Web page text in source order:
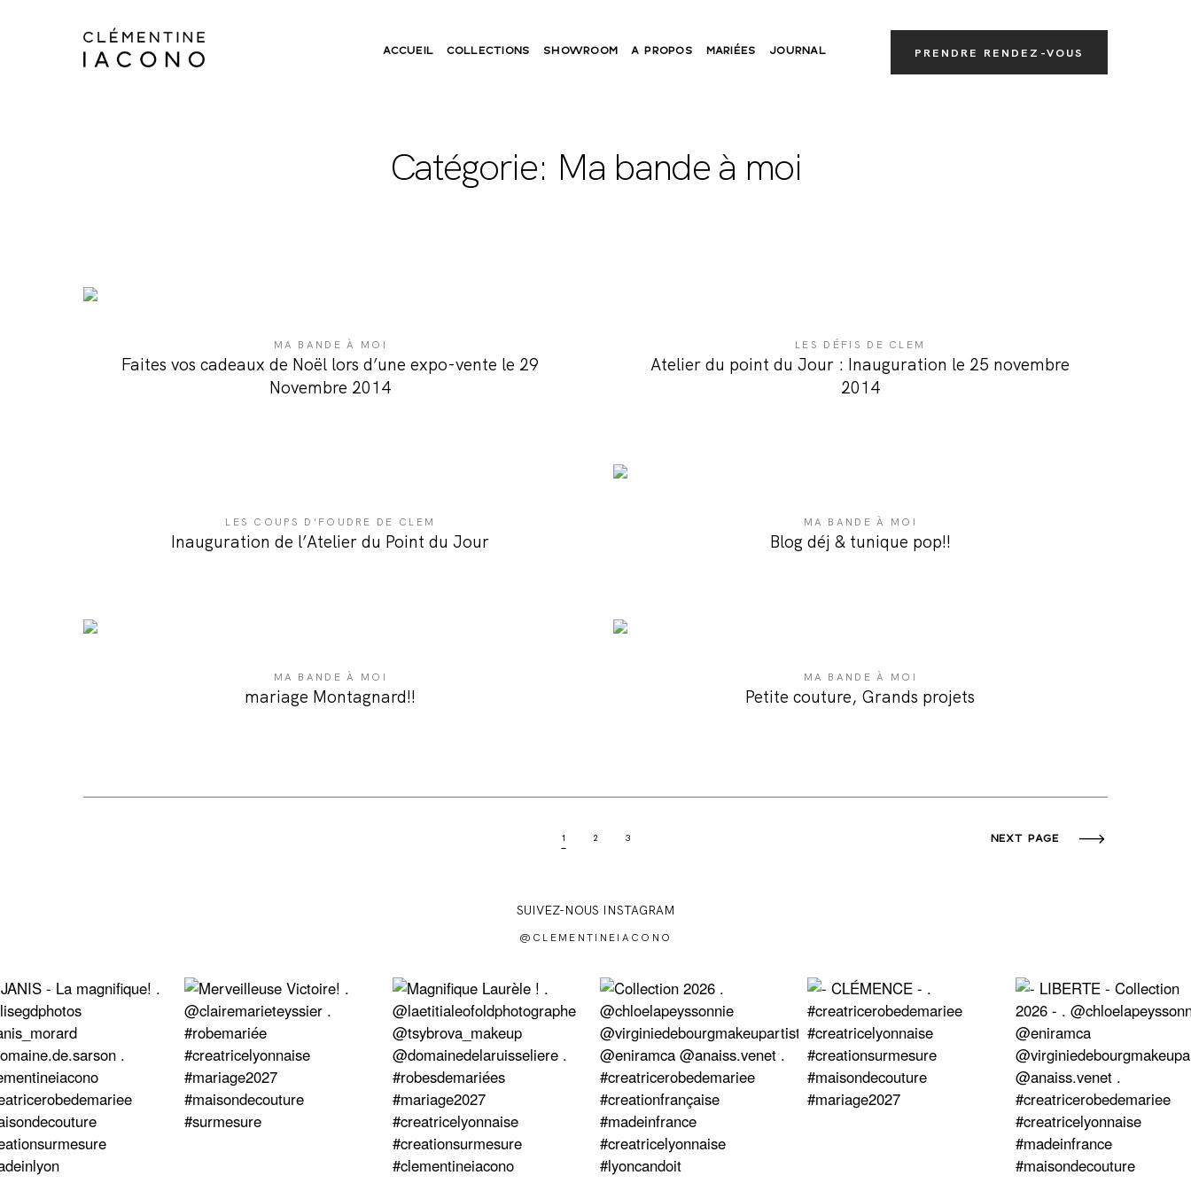
ACCUEIL COLLECTIONS SHOWROOM A PROPOS MARIÉES JOURNAL PRENDRE RENDEZ-VOUS
Catégorie: Ma bande à moi
MA BANDE À MOI
Faites vos cadeaux de Noël lors d’une expo-vente le 29
Novembre 2014
LES DÉFIS DE CLEM
Atelier du point du Jour : Inauguration le 25 novembre
2014
LES COUPS D'FOUDRE DE CLEM
Inauguration de l’Atelier du Point du Jour
MA BANDE À MOI
Blog déj & tunique pop!!
MA BANDE À MOI
mariage Montagnard!!
MA BANDE À MOI
Petite couture, Grands projets
1 2 3 NEXT PAGE
SUIVEZ-NOUS INSTAGRAM
@CLEMENTINEIACONO